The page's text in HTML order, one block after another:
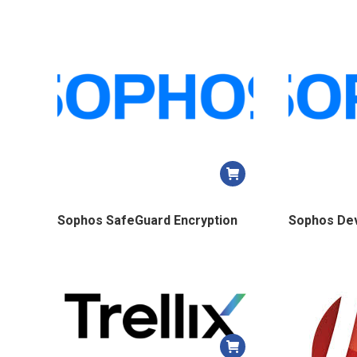
Sophos SafeGuard Encryption Sophos